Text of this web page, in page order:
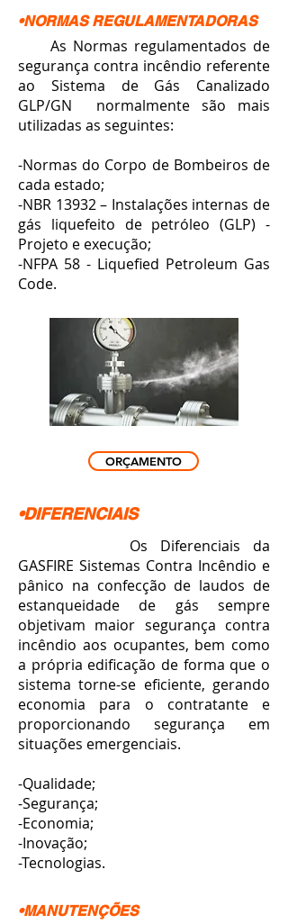
•NORMAS REGULAMENTADORAS
As Normas regulamentados de
segurança contra incêndio referente
ao Sistema de Gás Canalizado
GLP/GN normalmente são mais
utilizadas as seguintes:
-Normas do Corpo de Bombeiros de
cada estado;
-NBR 13932 – Instalações internas de
gás liquefeito de petróleo (GLP) -
Projeto e execução;
-NFPA 58 - Liquefied Petroleum Gas
Code.
ORÇAMENTO
•DIFERENCIAIS
Os Diferenciais da
GASFIRE Sistemas Contra Incêndio e
pânico na confecção de laudos de
estanqueidade de gás sempre
objetivam maior segurança contra
incêndio aos ocupantes, bem como
a própria edificação de forma que o
sistema torne-se eficiente, gerando
economia para o contratante e
proporcionando segurança em
situações emergenciais.
-Qualidade;
-Segurança;
-Economia;
-Inovação;
-Tecnologias.
•MANUTENÇÕES